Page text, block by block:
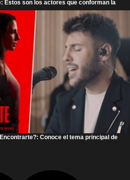
Estos son los actores que conforman la
Conoce el tema principal de